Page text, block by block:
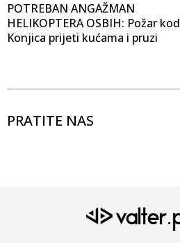
POTREBAN ANGAŽMAN
HELIKOPTERA OSBIH: Požar kod
Konjica prijeti kućama i pruzi
PRATITE NAS